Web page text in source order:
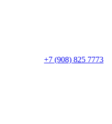
+7 (908) 825 7773